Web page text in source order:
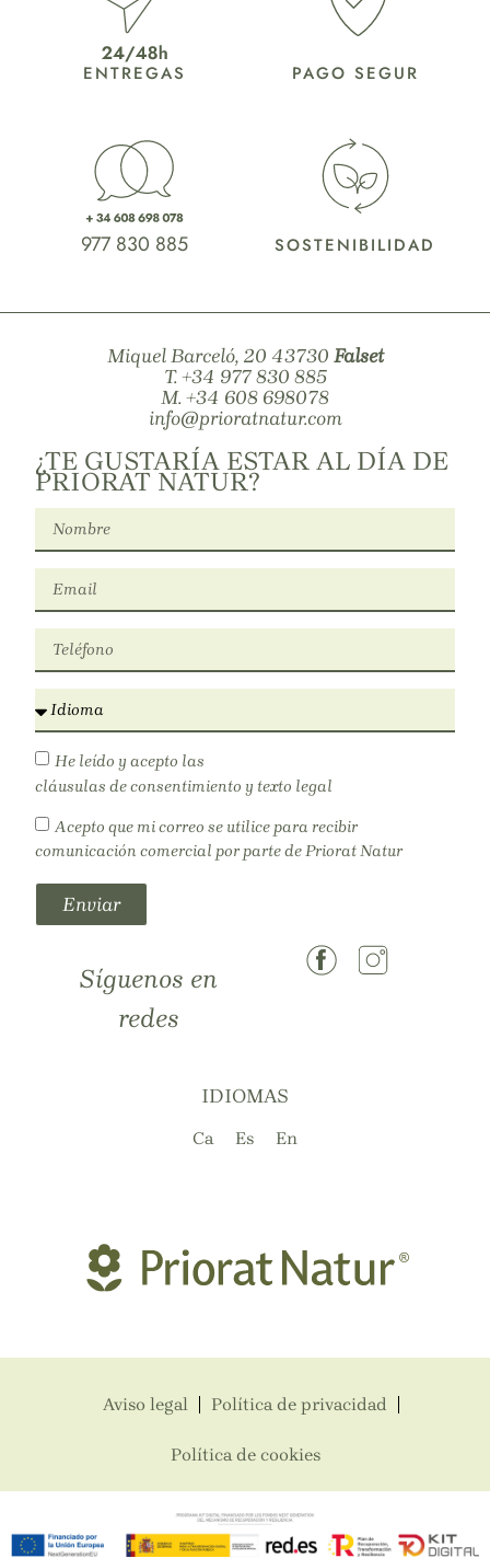
ENTREGAS
977 830 885
PAGO SEGUR
SOSTENIBILIDAD
Miquel Barceló, 20 43730 Falset
T.+34 977 830 885
M. +34 608 698078
info@prioratnatur.com
¿TE GUSTARÍA ESTAR AL DÍA DE
PRIORAT NATUR?
He leído y acepto las
cláusulas de consentimiento y texto legal
Acepto que mi correo se utilice para recibir
comunicación comercial por parte de Priorat Natur
Enviar
Síguenos en
redes
IDIOMAS
Ca Es En
Aviso legal Política de privacidad
Política de cookies